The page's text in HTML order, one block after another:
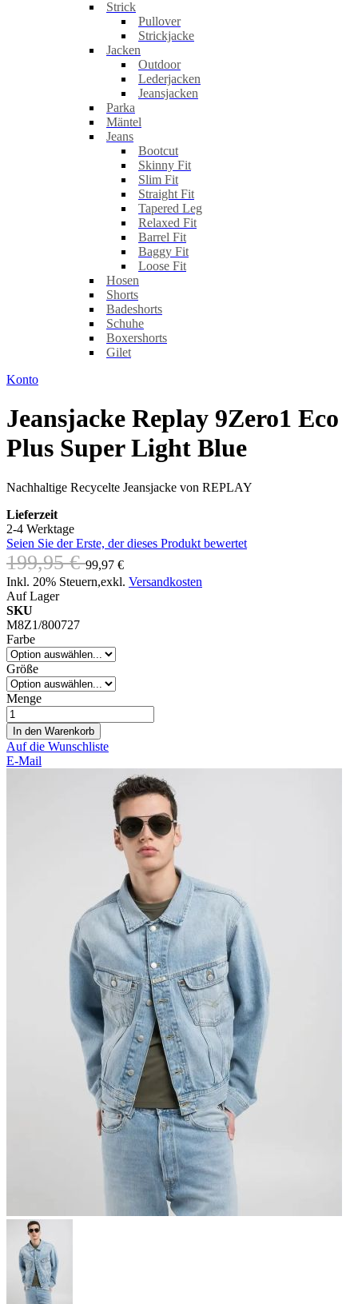
Strick
Pullover
Strickjacke
Jacken
Outdoor
Lederjacken
Jeansjacken
Parka
Mäntel
Jeans
Bootcut
Skinny Fit
Slim Fit
Straight Fit
Tapered Leg
Relaxed Fit
Barrel Fit
Baggy Fit
Loose Fit
Hosen
Shorts
Badeshorts
Schuhe
Boxershorts
Gilet
Konto
Jeansjacke Replay 9Zero1 Eco
Plus Super Light Blue
Nachhaltige Recycelte Jeansjacke von REPLAY
Lieferzeit
2-4 Werktage
Seien Sie der Erste, der dieses Produkt bewertet
199,95 € 99,97 €
Inkl. 20% Steuern,exkl. Versandkosten
Auf Lager
SKU
M8Z1/800727
Farbe
Größe
Menge
In den Warenkorb
Auf die Wunschliste
E-Mail